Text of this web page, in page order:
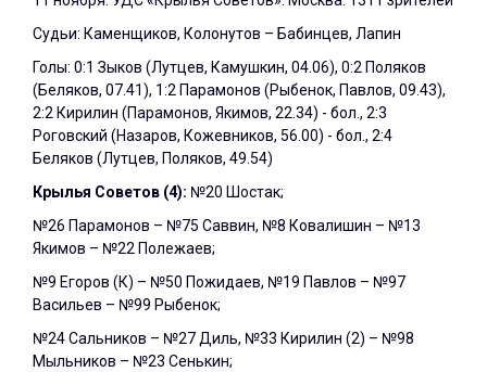
Судьи: Каменщиков, Колонутов – Бабинцев, Лапин
Голы: 0:1 Зыков (Лутцев, Камушкин, 04.06), 0:2 Поляков
(Беляков, 07.41), 1:2 Парамонов (Рыбенок, Павлов, 09.43),
2:2 Кирилин (Парамонов, Якимов, 22.34) - бол., 2:3
Роговский (Назаров, Кожевников, 56.00) - бол., 2:4
Беляков (Лутцев, Поляков, 49.54)
Крылья Советов (4): №20 Шостак;
№26 Парамонов – №75 Саввин, №8 Ковалишин – №13
Якимов – №22 Полежаев;
№9 Егоров (К) – №50 Пожидаев, №19 Павлов – №97
Васильев – №99 Рыбенок;
№24 Сальников – №27 Диль, №33 Кирилин (2) – №98
Мыльников – №23 Сенькин;